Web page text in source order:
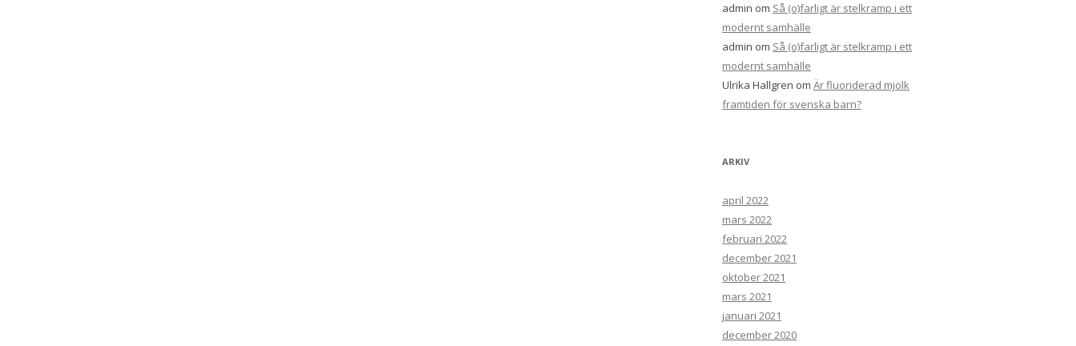
admin om Så (o)farligt är stelkramp i ett
modernt samhälle
admin om Så (o)farligt är stelkramp i ett
modernt samhälle
Ulrika Hallgren om Är fluoriderad mjölk
framtiden för svenska barn?
ARKIV
april 2022
mars 2022
februari 2022
december 2021
oktober 2021
mars 2021
januari 2021
december 2020